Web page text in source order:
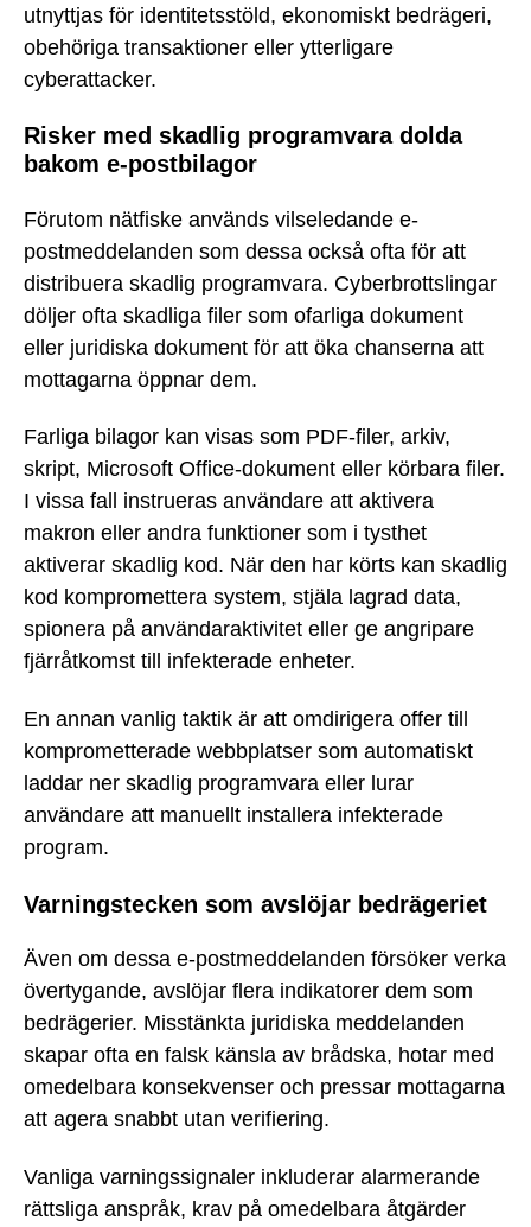
utnyttjas för identitetsstöld, ekonomiskt bedrägeri,
obehöriga transaktioner eller ytterligare
cyberattacker.
Risker med skadlig programvara dolda
bakom e-postbilagor
Förutom nätfiske används vilseledande e-
postmeddelanden som dessa också ofta för att
distribuera skadlig programvara. Cyberbrottslingar
döljer ofta skadliga filer som ofarliga dokument
eller juridiska dokument för att öka chanserna att
mottagarna öppnar dem.
Farliga bilagor kan visas som PDF-filer, arkiv,
skript, Microsoft Office-dokument eller körbara filer.
I vissa fall instrueras användare att aktivera
makron eller andra funktioner som i tysthet
aktiverar skadlig kod. När den har körts kan skadlig
kod kompromettera system, stjäla lagrad data,
spionera på användaraktivitet eller ge angripare
fjärråtkomst till infekterade enheter.
En annan vanlig taktik är att omdirigera offer till
komprometterade webbplatser som automatiskt
laddar ner skadlig programvara eller lurar
användare att manuellt installera infekterade
program.
Varningstecken som avslöjar bedrägeriet
Även om dessa e-postmeddelanden försöker verka
övertygande, avslöjar flera indikatorer dem som
bedrägerier. Misstänkta juridiska meddelanden
skapar ofta en falsk känsla av brådska, hotar med
omedelbara konsekvenser och pressar mottagarna
att agera snabbt utan verifiering.
Vanliga varningssignaler inkluderar alarmerande
rättsliga anspråk, krav på omedelbara åtgärder